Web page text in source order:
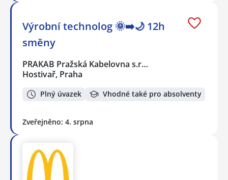
Výrobní technolog 🌞➡️🌙 12h
směny
PRAKAB Pražská Kabelovna s.r…
Hostivař, Praha
Plný úvazek Vhodné také pro absolventy
Zveřejněno: 4. srpna